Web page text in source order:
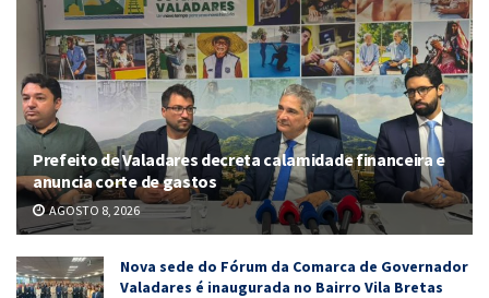
Prefeito de Valadares decreta calamidade financeira e
anuncia corte de gastos
AGOSTO 8, 2026
Nova sede do Fórum da Comarca de Governador
Valadares é inaugurada no Bairro Vila Bretas